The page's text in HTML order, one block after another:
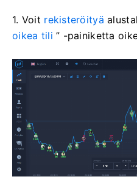
1. Voit rekisteröityä
oikea tili ” -painiketta